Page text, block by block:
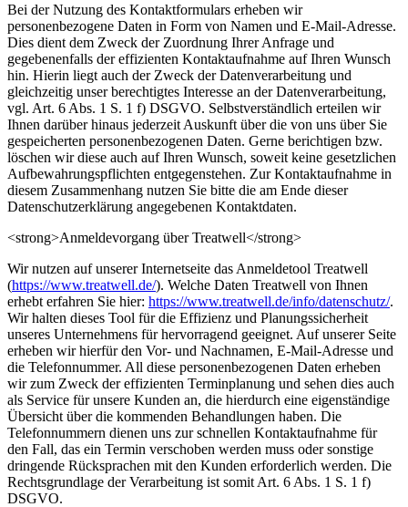
Bei der Nutzung des Kontaktformulars erheben wir
personenbezogene Daten in Form von Namen und E-Mail-Adresse.
Dies dient dem Zweck der Zuordnung Ihrer Anfrage und
gegebenenfalls der effizienten Kontaktaufnahme auf Ihren Wunsch
hin. Hierin liegt auch der Zweck der Datenverarbeitung und
gleichzeitig unser berechtigtes Interesse an der Datenverarbeitung,
vgl. Art. 6 Abs. 1 S. 1 f) DSGVO. Selbstverständlich erteilen wir
Ihnen darüber hinaus jederzeit Auskunft über die von uns über Sie
gespeicherten personenbezogenen Daten. Gerne berichtigen bzw.
löschen wir diese auch auf Ihren Wunsch, soweit keine gesetzlichen
Aufbewahrungspflichten entgegenstehen. Zur Kontaktaufnahme in
diesem Zusammenhang nutzen Sie bitte die am Ende dieser
Datenschutzerklärung angegebenen Kontaktdaten.
<strong>Anmeldevorgang über Treatwell</strong>
Wir nutzen auf unserer Internetseite das Anmeldetool Treatwell
(https://www.treatwell.de/). Welche Daten Treatwell von Ihnen
erhebt erfahren Sie hier: https://www.treatwell.de/info/datenschutz/.
Wir halten dieses Tool für die Effizienz und Planungssicherheit
unseres Unternehmens für hervorragend geeignet. Auf unserer Seite
erheben wir hierfür den Vor- und Nachnamen, E-Mail-Adresse und
die Telefonnummer. All diese personenbezogenen Daten erheben
wir zum Zweck der effizienten Terminplanung und sehen dies auch
als Service für unsere Kunden an, die hierdurch eine eigenständige
Übersicht über die kommenden Behandlungen haben. Die
Telefonnummern dienen uns zur schnellen Kontaktaufnahme für
den Fall, das ein Termin verschoben werden muss oder sonstige
dringende Rücksprachen mit den Kunden erforderlich werden. Die
Rechtsgrundlage der Verarbeitung ist somit Art. 6 Abs. 1 S. 1 f)
DSGVO.